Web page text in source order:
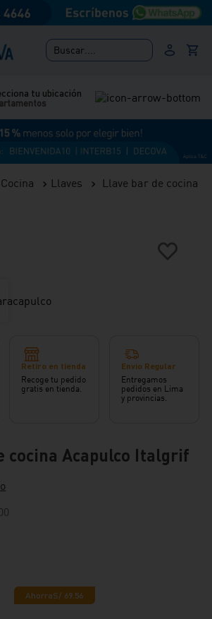
Buscar....
tu ubicación
Cocina Llaves
Llave bar de cocina
Retiro en tienda
Recoge tu pedido
gratis en tienda.
Envío Regular
Entregamos
pedidos en Lima
y provincias.
cocina Acapulco Italgrif
AhorraS/ 69.56